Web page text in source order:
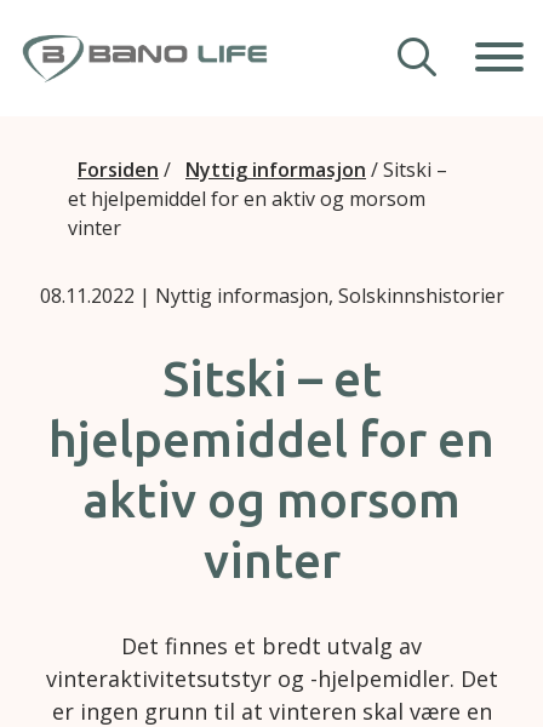
Våre hjelpemidler
Veiledning
Forsiden / Nyttig informasjon /Sitski –
et hjelpemiddel for en aktiv og morsom
vinter
08.11.2022 | Nyttig informasjon, Solskinnshistorier
Sitski – et
hjelpemiddel for en
aktiv og morsom
vinter
Det finnes et bredt utvalg av
vinteraktivitetsutstyr og -hjelpemidler. Det
er ingen grunn til at vinteren skal være en